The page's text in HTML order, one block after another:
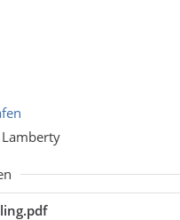
Lamberty